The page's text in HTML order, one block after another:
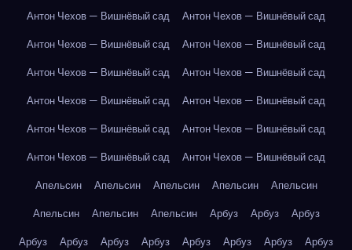
Антон Чехов — Вишнёвый сад
Антон Чехов — Вишнёвый сад
Антон Чехов — Вишнёвый сад
Антон Чехов — Вишнёвый сад
Антон Чехов — Вишнёвый сад
Антон Чехов — Вишнёвый сад
Антон Чехов — Вишнёвый сад
Антон Чехов — Вишнёвый сад
Антон Чехов — Вишнёвый сад
Антон Чехов — Вишнёвый сад
Антон Чехов — Вишнёвый сад
Антон Чехов — Вишнёвый сад
Апельсин
Апельсин Апельсин Апельсин
Апельсин
Апельсин
Апельсин Апельсин Арбуз Арбуз
Арбуз
Арбуз
Арбуз Арбуз Арбуз Арбуз Арбуз Арбуз
Арбуз